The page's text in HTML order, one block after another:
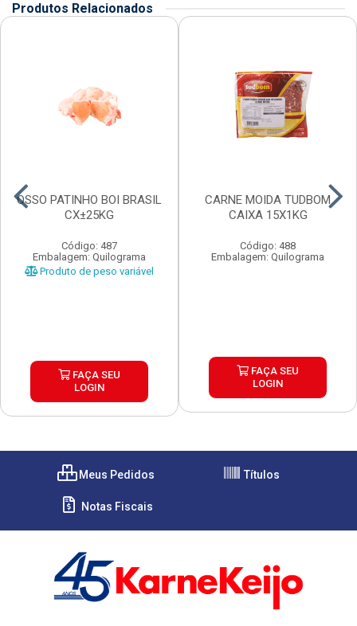
Produtos Relacionados
OSSO PATINHO BOI BRASIL
CX±25KG
Código: 487
Embalagem: Quilograma
Produto de peso variável
FAÇA SEU
LOGIN
CARNE MOIDA TUDBOM
CAIXA 15X1KG
Código: 488
Embalagem: Quilograma
FAÇA SEU
LOGIN
Meus Pedidos Títulos
Notas Fiscais